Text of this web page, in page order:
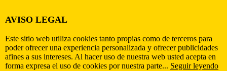
AVISO LEGAL
Este sitio web utiliza cookies tanto propias como de terceros para
poder ofrecer una experiencia personalizada y ofrecer publicidades
afines a sus intereses. Al hacer uso de nuestra web usted acepta en
forma expresa el uso de cookies por nuestra parte... Seguir leyendo